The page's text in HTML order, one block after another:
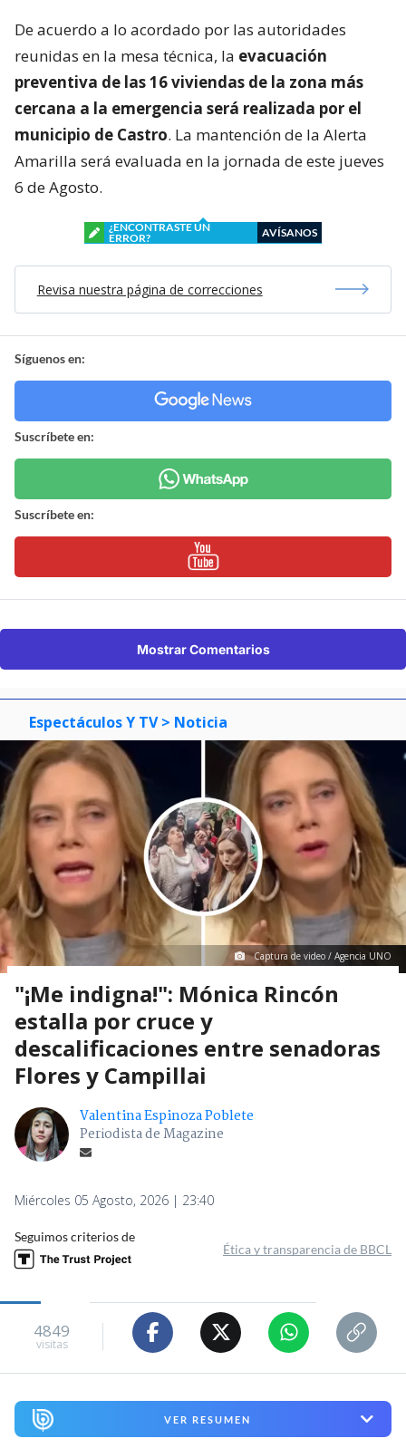
De acuerdo a lo acordado por las autoridades
reunidas en la mesa técnica, la evacuación
preventiva de las 16 viviendas de la zona más
cercana a la emergencia será realizada por el
municipio de Castro. La mantención de la Alerta
Amarilla será evaluada en la jornada de este jueves
6 de Agosto.
¿ENCONTRASTE UN
ERROR?
AVÍSANOS
Revisa nuestra página de correcciones
Síguenos en:
Suscríbete en:
Suscríbete en:
Mostrar Comentarios
Espectáculos Y TV > Noticia
Captura de video / Agencia UNO
"¡Me indigna!": Mónica Rincón
estalla por cruce y
descalificaciones entre senadoras
Flores y Campillai
Valentina Espinoza Poblete
Periodista de Magazine
Miércoles 05 Agosto, 2026 | 23:40
Seguimos criterios de
Ética y transparencia de BBCL
4849
visitas
VER RESUMEN